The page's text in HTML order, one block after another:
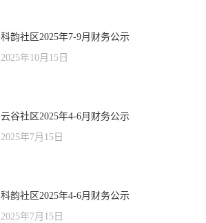
科韵社区2025年7-9月财务公示
2025年10月15日
云谷社区2025年4-6月财务公示
2025年7月15日
科韵社区2025年4-6月财务公示
2025年7月15日